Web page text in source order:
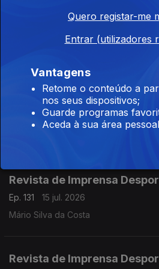
Revista de Imprensa
17 jul. 2026
Revista de Imprensa
16 jul. 2026
Revista de Imprensa
Ep. 131
15 jul. 2026
Mário Silva da Costa
Revista de Imprensa
Quero registar-me
Entrar (utilizadores
Vantagens
Retome o conteúdo a
nos seus dispositivos;
Guarde programas
Aceda à sua área